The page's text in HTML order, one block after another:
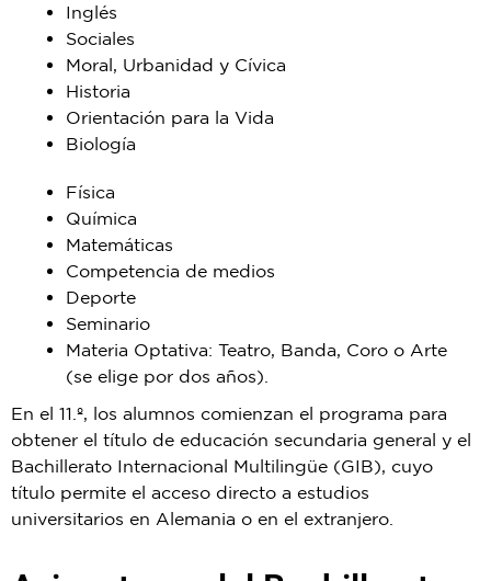
Inglés
Sociales
Moral, Urbanidad y Cívica
Historia
Orientación para la Vida
Biología
Física
Química
Matemáticas
Competencia de medios
Deporte
Seminario
Materia Optativa: Teatro, Banda, Coro o Arte
(se elige por dos años).
En el 11.º, los alumnos comienzan el programa para
obtener el título de educación secundaria general y el
Bachillerato Internacional Multilingüe (GIB), cuyo
título permite el acceso directo a estudios
universitarios en Alemania o en el extranjero.